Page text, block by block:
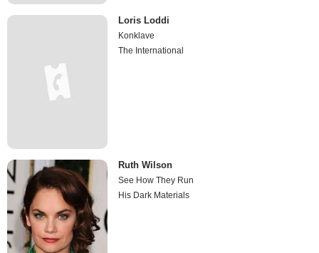
Loris Loddi
Konklave
The International
Ruth Wilson
See How They Run
His Dark Materials